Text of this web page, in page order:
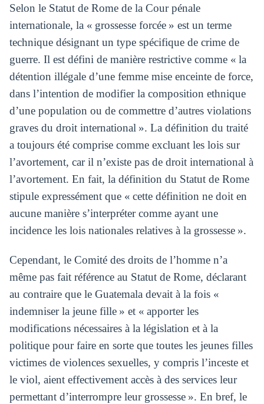
Selon le Statut de Rome de la Cour pénale
internationale, la « grossesse forcée » est un terme
technique désignant un type spécifique de crime de
guerre. Il est défini de manière restrictive comme « la
détention illégale d’une femme mise enceinte de force,
dans l’intention de modifier la composition ethnique
d’une population ou de commettre d’autres violations
graves du droit international ». La définition du traité
a toujours été comprise comme excluant les lois sur
l’avortement, car il n’existe pas de droit international à
l’avortement. En fait, la définition du Statut de Rome
stipule expressément que « cette définition ne doit en
aucune manière s’interpréter comme ayant une
incidence les lois nationales relatives à la grossesse ».
Cependant, le Comité des droits de l’homme n’a
même pas fait référence au Statut de Rome, déclarant
au contraire que le Guatemala devait à la fois «
indemniser la jeune fille » et « apporter les
modifications nécessaires à la législation et à la
politique pour faire en sorte que toutes les jeunes filles
victimes de violences sexuelles, y compris l’inceste et
le viol, aient effectivement accès à des services leur
permettant d’interrompre leur grossesse ». En bref, le